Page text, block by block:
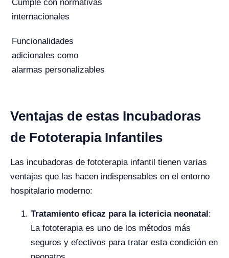
Cumple con normativas
internacionales
Funcionalidades
adicionales como
alarmas personalizables
Ventajas de estas Incubadoras
de Fototerapia Infantiles
Las incubadoras de fototerapia infantil tienen varias
ventajas que las hacen indispensables en el entorno
hospitalario moderno:
Tratamiento eficaz para la ictericia neonatal:
La fototerapia es uno de los métodos más
seguros y efectivos para tratar esta condición en